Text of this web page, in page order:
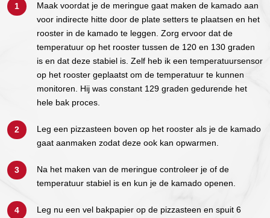
Maak voordat je de meringue gaat maken de kamado aan
voor indirecte hitte door de plate setters te plaatsen en het
rooster in de kamado te leggen. Zorg ervoor dat de
temperatuur op het rooster tussen de 120 en 130 graden
is en dat deze stabiel is. Zelf heb ik een temperatuursensor
op het rooster geplaatst om de temperatuur te kunnen
monitoren. Hij was constant 129 graden gedurende het
hele bak proces.
Leg een pizzasteen boven op het rooster als je de kamado
gaat aanmaken zodat deze ook kan opwarmen.
Na het maken van de meringue controleer je of de
temperatuur stabiel is en kun je de kamado openen.
Leg nu een vel bakpapier op de pizzasteen en spuit 6